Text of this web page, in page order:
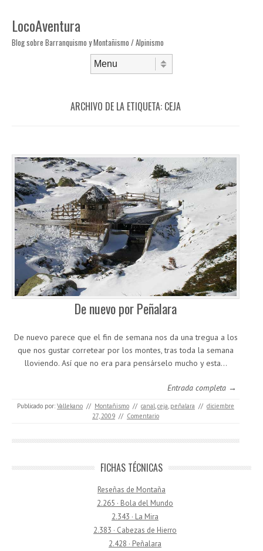
LocoAventura
Blog sobre Barranquismo y Montañismo / Alpinismo
ARCHIVO DE LA ETIQUETA: CEJA
De nuevo por Peñalara
De nuevo parece que el fin de semana nos da una tregua a los
que nos gustar corretear por los montes, tras toda la semana
lloviendo. Así que no era para pensárselo mucho y esta…
Entrada completa →
Publicado por: Vallekano // Montañismo // canal,ceja, peñalara // diciembre
27, 2009 // Comentario
FICHAS TÉCNICAS
Reseñas de Montaña
2.265 · Bola del Mundo
2.343 · La Mira
2.383 · Cabezas de Hierro
2.428 · Peñalara